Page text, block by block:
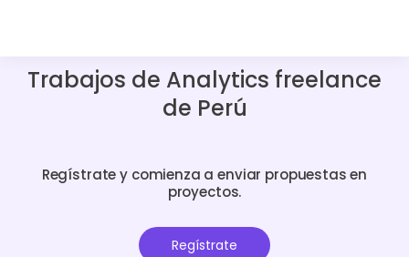
Trabajos de Analytics freelance
de Perú
Regístrate y comienza a enviar propuestas en
proyectos.
Regístrate